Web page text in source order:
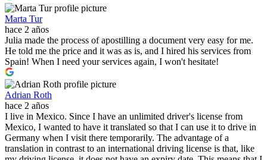
Marta Tur
hace 2 años
Julia made the process of apostilling a document very easy for me.
He told me the price and it was as is, and I hired his services from
Spain! When I need your services again, I won't hesitate!
Adrian Roth
hace 2 años
I live in Mexico. Since I have an unlimited driver's license from
Mexico, I wanted to have it translated so that I can use it to drive in
Germany when I visit there temporarily. The advantage of a
translation in contrast to an international driving license is that, like